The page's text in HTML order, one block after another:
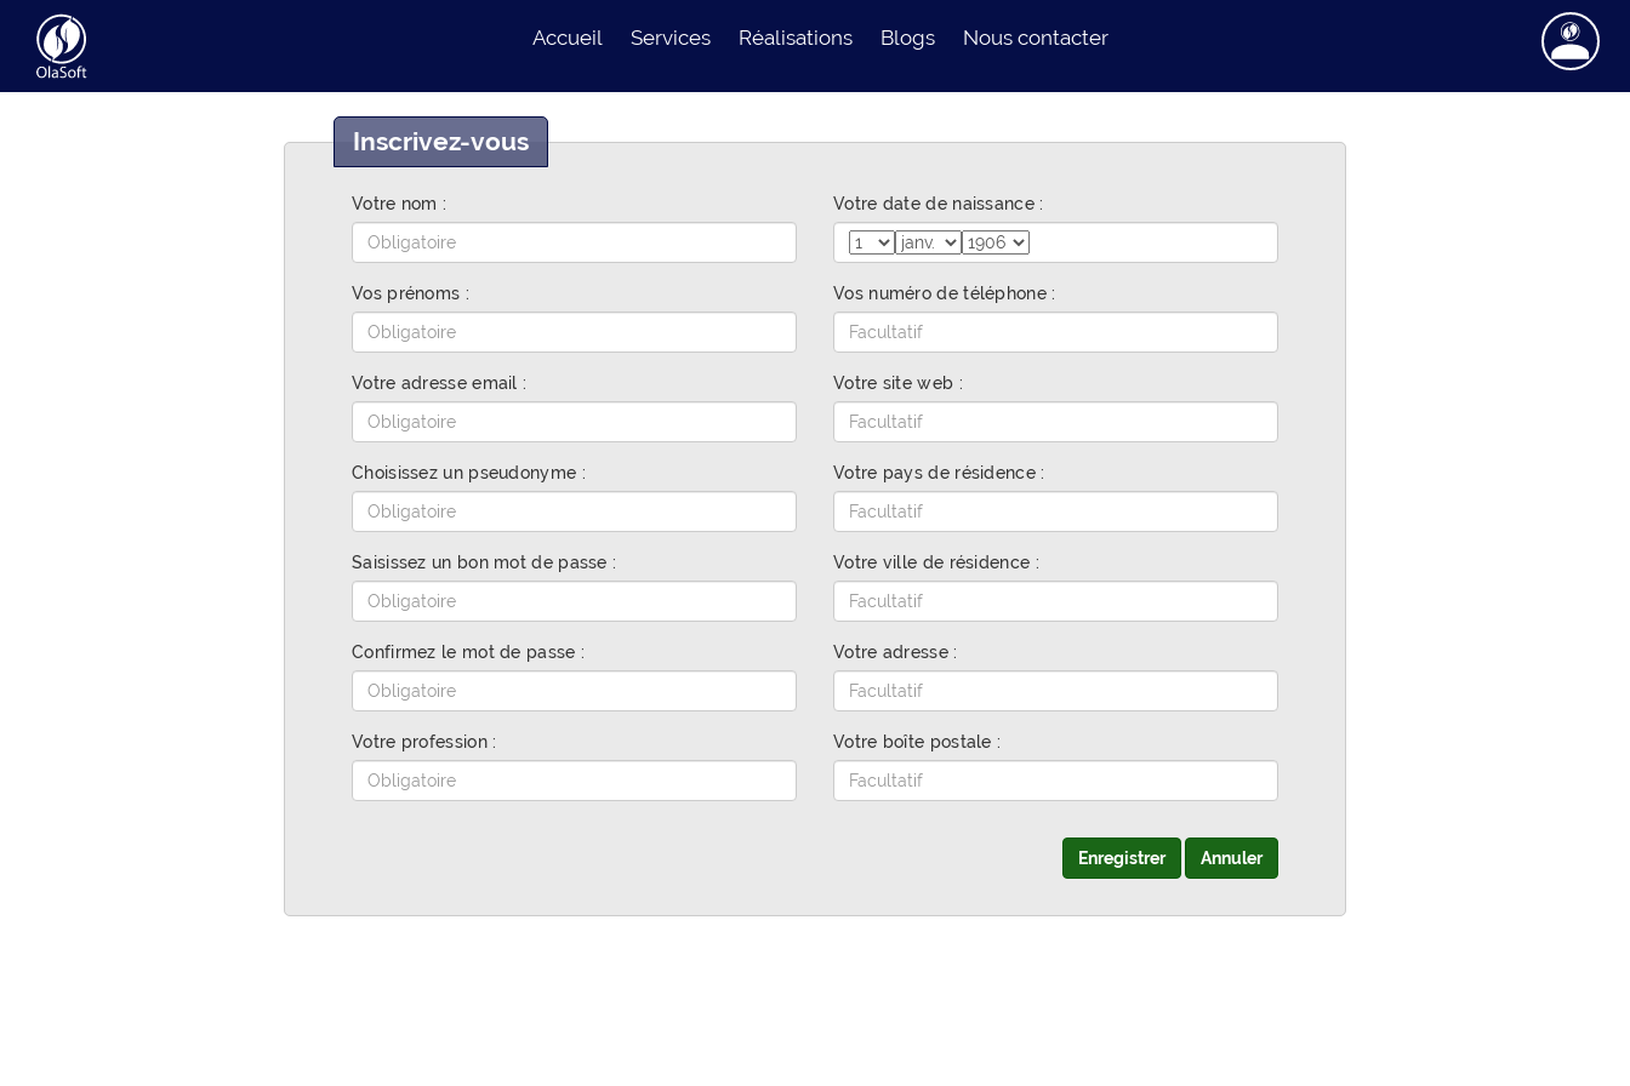
Accueil Services Réalisations Blogs Nous contacter
Nous suivre sur Twitter
Inscrivez-vous
Votre nom :
Vos prénoms :
Votre adresse email :
Choisissez un pseudonyme :
Saisissez un bon mot de passe :
Confirmez le mot de passe :
Votre profession :
Votre date de naissance :
Vos numéro de téléphone :
Votre site web :
Votre pays de résidence :
Votre ville de résidence :
Votre adresse :
Votre boîte postale :